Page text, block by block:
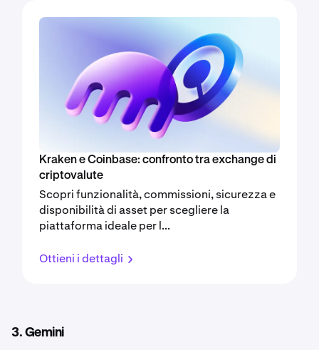
Kraken e Coinbase: confronto tra exchange di
criptovalute
Scopri funzionalità, commissioni, sicurezza e
disponibilità di asset per scegliere la
piattaforma ideale per l...
Ottieni i dettagli
3. Gemini